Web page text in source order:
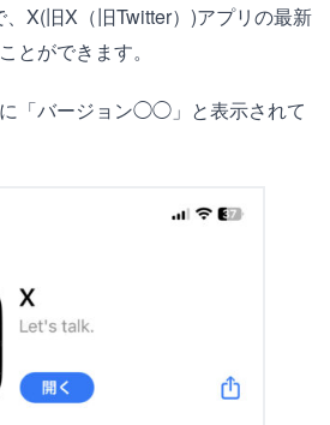
X(旧X（旧Twitter）)アプリの最新
とができます。
に「バージョン◯◯」と表示されて